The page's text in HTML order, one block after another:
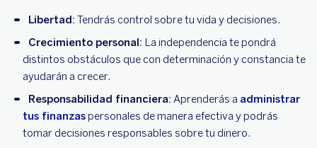
Libertad: Tendrás control sobre tu vida y decisiones.
Crecimiento personal: La independencia te pondrá
distintos obstáculos que con determinación y constancia te
ayudarán a crecer.
Responsabilidad financiera: Aprenderás a administrar
tus finanzaspersonales de manera efectiva y podrás
tomar decisiones responsables sobre tu dinero.